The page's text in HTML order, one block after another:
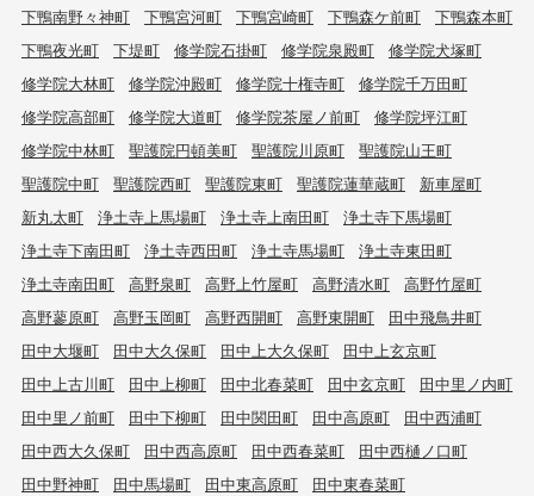
下鴨南野々神町
下鴨宮河町 下鴨宮崎町 下鴨森ケ前町
下鴨森本町
下鴨夜光町
下堤町 修学院石掛町 修学院泉殿町
修学院犬塚町
修学院大林町
修学院沖殿町 修学院十権寺町
修学院千万田町
修学院高部町
修学院大道町 修学院茶屋ノ前町
修学院坪江町
修学院中林町
聖護院円頓美町 聖護院川原町
聖護院山王町
聖護院中町
聖護院西町 聖護院東町 聖護院蓮華蔵町
新車屋町
新丸太町
浄土寺上馬場町 浄土寺上南田町
浄土寺下馬場町
浄土寺下南田町
浄土寺西田町 浄土寺馬場町
浄土寺東田町
浄土寺南田町
高野泉町 高野上竹屋町 高野清水町
高野竹屋町
高野蓼原町
高野玉岡町 高野西開町 高野東開町
田中飛鳥井町
田中大堰町
田中大久保町 田中上大久保町
田中上玄京町
田中上古川町
田中上柳町 田中北春菜町 田中玄京町
田中里ノ内町
田中里ノ前町
田中下柳町 田中関田町 田中高原町
田中西浦町
田中西大久保町
田中西高原町 田中西春菜町
田中西樋ノ口町
田中野神町
田中馬場町 田中東高原町
田中東春菜町